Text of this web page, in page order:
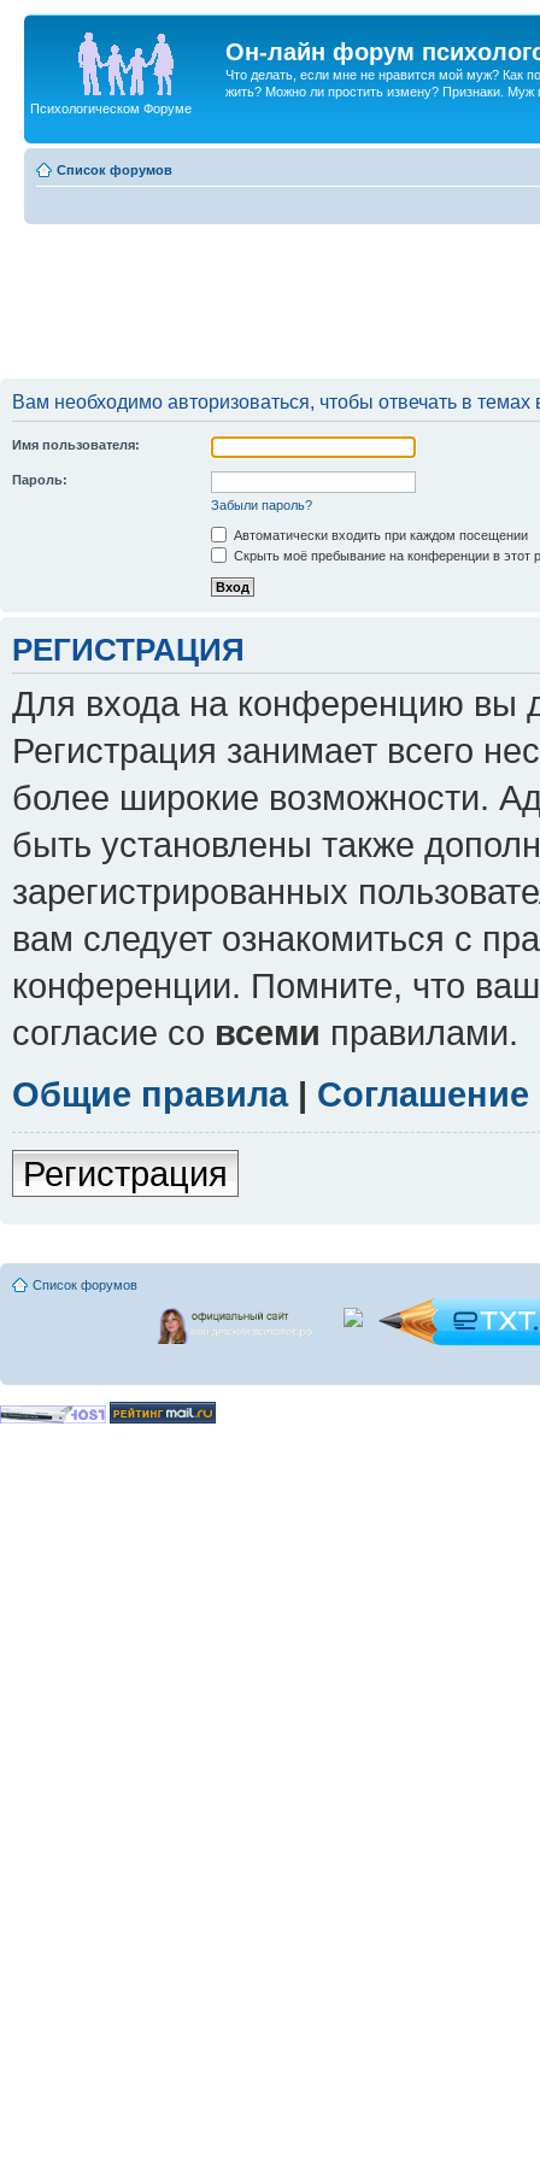
Он-лайн форум
Что делать, если мне не нравится мой муж? Как
жить? Можно ли простить измену? Признаки. Муж
Психологическом Форуме
Список форумов
Вам необходимо авторизоваться, чтобы отвечать в
Имя пользователя:
Пароль:
Забыли пароль?
Автоматически входить при каждом посещении
Скрыть моё пребывание на конференции в этот
РЕГИСТРАЦИЯ
Для входа на конференцию вы
Регистрация занимает всего
более широкие возможности.
быть установлены также
зарегистрированных
вам следует ознакомиться с
конференции. Помните, что
согласие со всеми правилами.
Общие правила|
Регистрация
Список форумов